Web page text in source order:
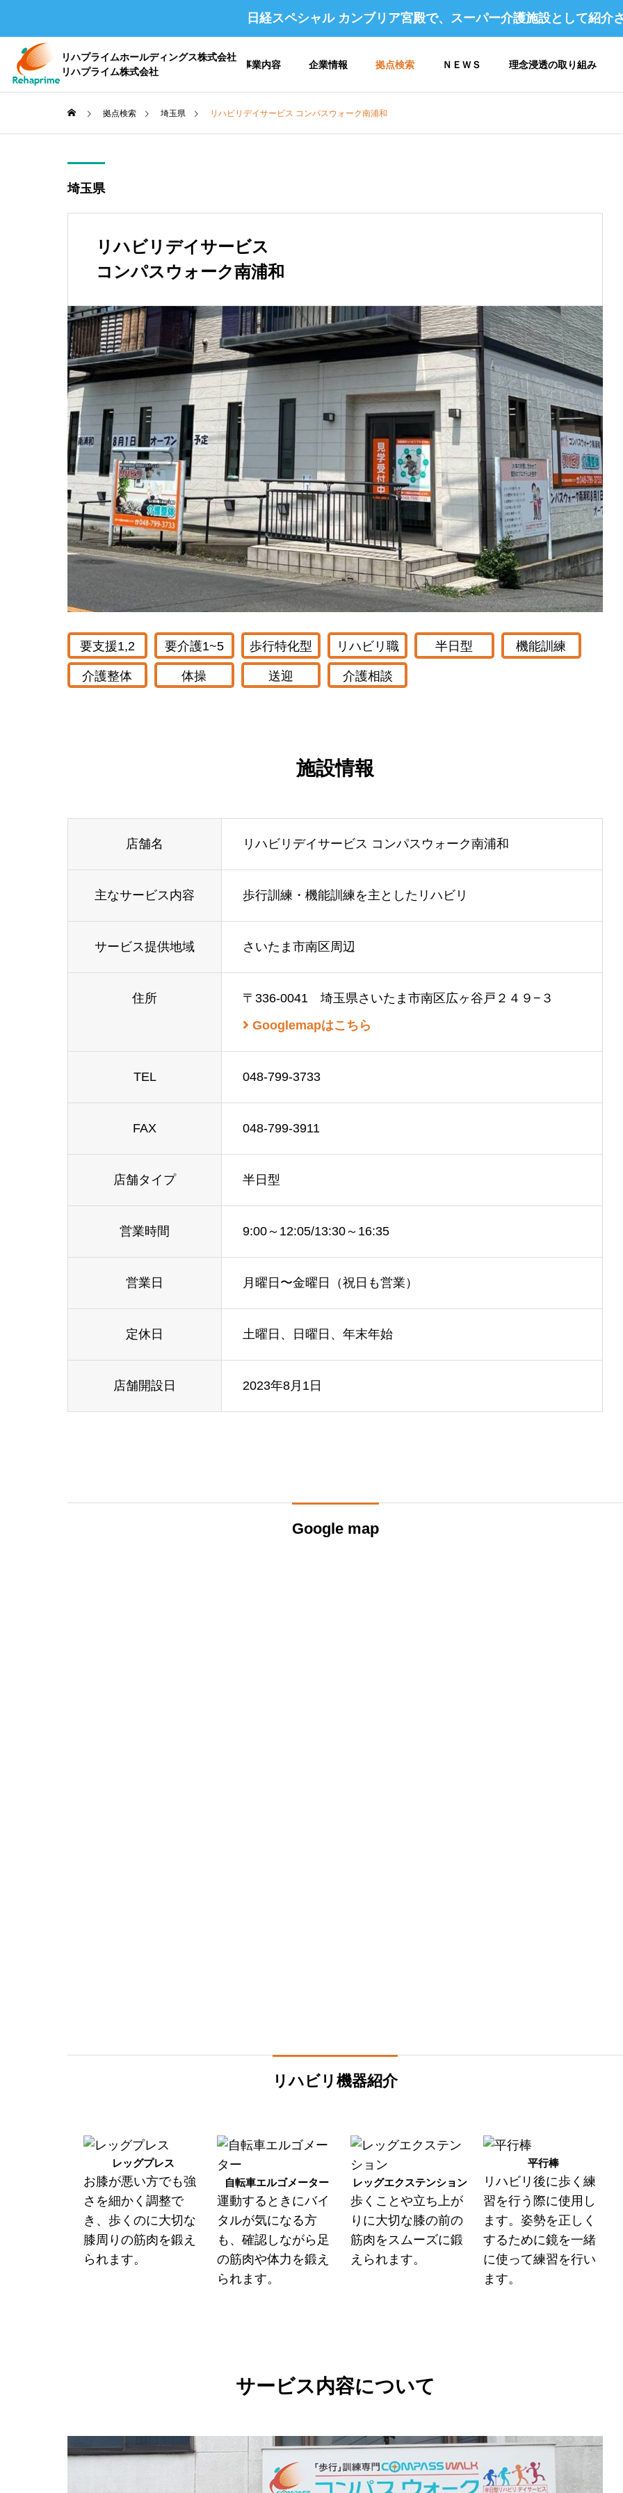
日経スペシャル カンブリア宮殿で、スーパー介護施設として紹介
リハプライムホールディングス株式会社
リハプライム株式会社
ホーム 事業内容 企業情報 拠点検索 ＮＥＷＳ 理念浸透の取り組み
沿革
拠点検索 埼玉県 リハビリデイサービス コンパスウォーク南浦和
埼玉県
リハビリデイサービス
コンパスウォーク南浦和
要支援1,2 要介護1~5 歩行特化型 リハビリ職 半日型 機能訓練
介護整体 体操 送迎 介護相談
施設情報
店舗名 リハビリデイサービス コンパスウォーク南浦和
主なサービス内容 歩行訓練・機能訓練を主としたリハビリ
サービス提供地域 さいたま市南区周辺
住所
〒336-0041 埼玉県さいたま市南区広ヶ谷戸２４９−３
Googlemapはこちら
TEL 048-799-3733
FAX 048-799-3911
店舗タイプ 半日型
営業時間 9:00～12:05/13:30～16:35
営業日 月曜日〜金曜日（祝日も営業）
定休日 土曜日、日曜日、年末年始
店舗開設日 2023年8月1日
Google map
リハビリ機器紹介
レッグプレス
お膝が悪い方でも強
さを細かく調整で
き、歩くのに大切な
膝周りの筋肉を鍛え
られます。
自転車エルゴメーター
運動するときにバイ
タルが気になる方
も、確認しながら足
の筋肉や体力を鍛え
られます。
レッグエクステンション
歩くことや立ち上が
りに大切な膝の前の
筋肉をスムーズに鍛
えられます。
平行棒
リハビリ後に歩く練
習を行う際に使用し
ます。姿勢を正しく
するために鏡を一緒
に使って練習を行い
ます。
サービス内容について